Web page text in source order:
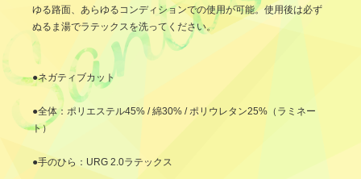
ゆる路面、あらゆるコンディションでの使用が可能。使用後は必ず
ぬるま湯でラテックスを洗ってください。
●ネガティブカット
●全体：ポリエステル45% / 綿30% / ポリウレタン25%（ラミネー
ト）
●手のひら：URG 2.0ラテックス